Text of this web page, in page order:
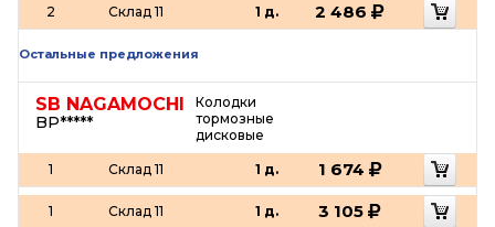
2 Склад 11 1 д. 2 486
Остальные предложения
SB NAGAMOCHI
BP*****
Колодки
тормозные
дисковые
1 Склад 11 1 д. 1 674
1 Склад 11 1 д. 3 105